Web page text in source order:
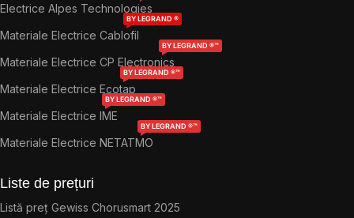
Electrice Alpes Technologies
Materiale Electrice Cablofil
BY LEGRAND ®
Materiale Electrice CP Electronics
BY LEGRAND ®™
Materiale Electrice Ecotap
BY LEGRAND ®™
Materiale Electrice IME
BY LEGRAND ®™
Materiale Electrice NETATMO
BY LEGRAND ®™
Liste de prețuri
Listă preț Gewiss Chorusmart 2025